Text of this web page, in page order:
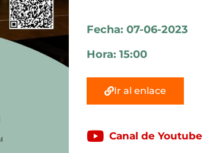
Fecha: 07-06-2023
Hora: 15:00
Ir al enlace
Canal de Youtube